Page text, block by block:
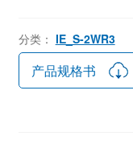
分类： IE_S-2WR3
产品规格书